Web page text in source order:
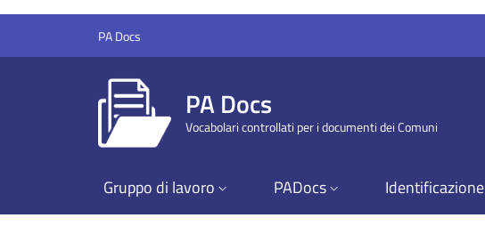
PA Docs
PA Docs
Vocabolari controllati per i documenti dei Comuni
Gruppo di lavoro PADocs Identificazione